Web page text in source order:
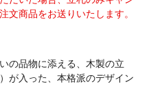
文商品をお送りいたします。
の品物に添える、木製の立
が入った、本格派のデザイン